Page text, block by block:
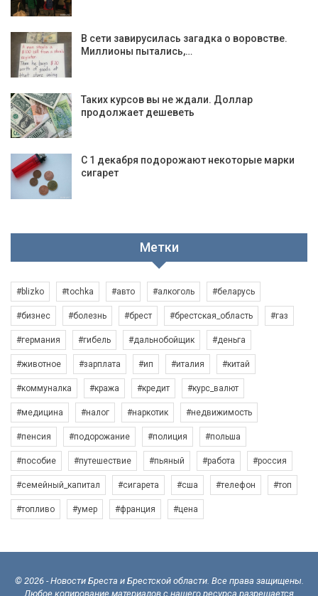
В сети завирусилась загадка о воровстве.
Миллионы пытались,…
Таких курсов вы не ждали. Доллар
продолжает дешеветь
С 1 декабря подорожают некоторые марки
сигарет
Метки
#blizko #tochka #авто #алкоголь #беларусь
#бизнес #болезнь #брест #брестская_область #газ
#германия #гибель #дальнобойщик #деньга
#животное #зарплата #ип #италия #китай
#коммуналка #кража #кредит #курс_валют
#медицина #налог #наркотик #недвижимость
#пенсия #подорожание #полиция #польша
#пособие #путешествие #пьяный #работа #россия
#семейный_капитал #сигарета #сша #телефон #топ
#топливо #умер #франция #цена
© 2026 - Новости Бреста и Брестской области. Все права защищены.
Любое копирование материалов с нашего ресурса разрешается